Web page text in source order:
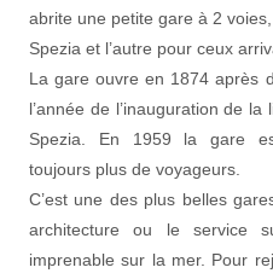
abrite une petite gare à 2
Spezia et l’autre pour ceux
La gare ouvre en 1874 après
l’année de l’inauguration de
Spezia. En 1959 la gare
toujours plus de voyageurs.
C’est une des plus belles
architecture ou le service
imprenable sur la mer. Pour